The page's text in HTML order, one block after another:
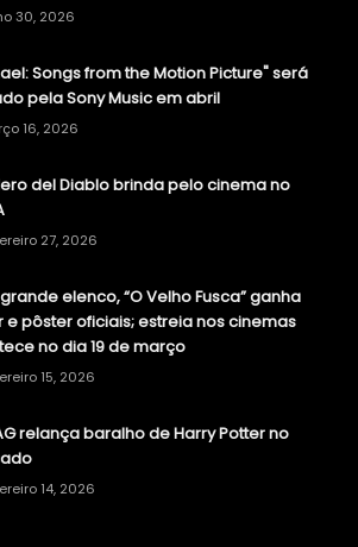
30, 2026
Songs from the Motion Picture" será
pela Sony Music em abril
16, 2026
del Diablo brinda pelo cinema no
27, 2026
elenco, “O Velho Fusca” ganha
e pôster oficiais; estreia nos cinemas
no dia 19 de março
15, 2026
relança baralho de Harry Potter no
14, 2026